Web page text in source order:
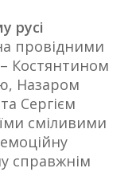
русі
провідними
Костянтином
Назаром
Сергієм
сміливими
справжнім